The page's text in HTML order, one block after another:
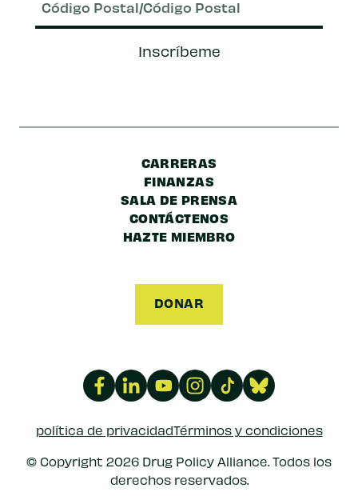
(Requerido)
Postal/CódigoInscríbeme
CARRERAS
FINANZAS
SALA DE PRENSA
CONTÁCTENOS
HAZTE MIEMBRO
DONAR
política de privacidadTérminos y condiciones
© Copyright 2026 Drug Policy Alliance. Todos los
derechos reservados.